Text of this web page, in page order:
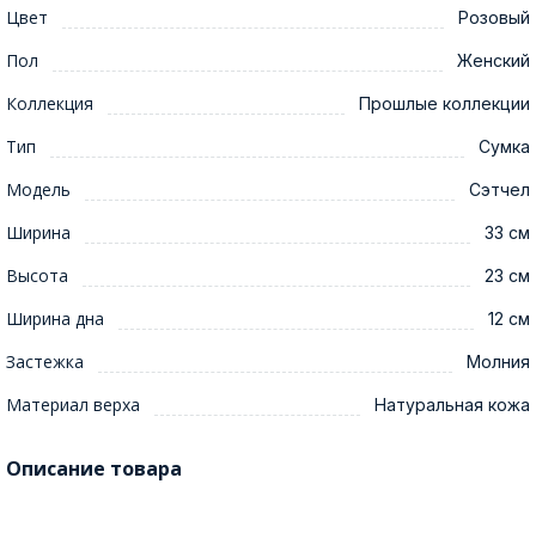
Цвет Розовый
Пол Женский
Коллекция Прошлые коллекции
Тип Сумка
Модель Сэтчел
Ширина 33 см
Высота 23 см
Ширина дна 12 см
Застежка Молния
Материал верха Натуральная кожа
Описание товара